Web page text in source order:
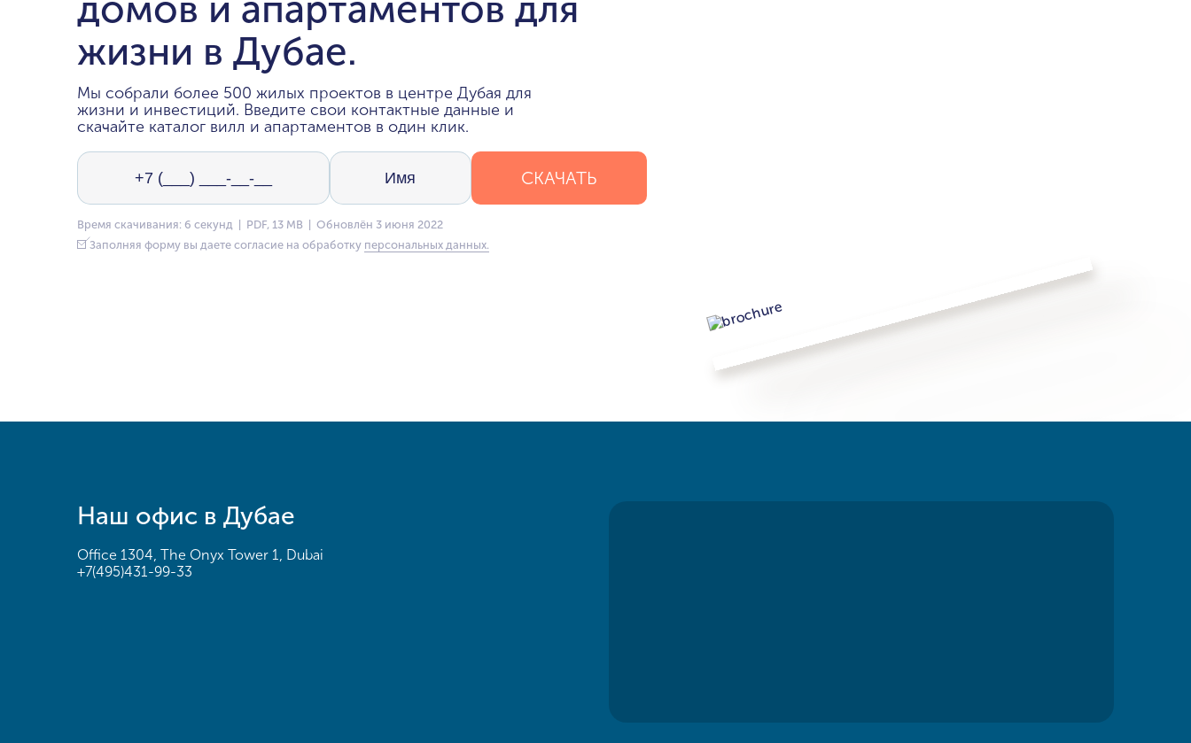
жизни в Дубае.
Мы собрали более 500 жилых проектов в центре Дубая для
жизни и инвестиций. Введите свои контактные данные и
скачайте каталог вилл и апартаментов в один клик.
СКАЧАТЬ
Время скачивания: 6 секунд | PDF, 13 MB | Обновлён 3 июня 2022
Заполняя форму вы даете согласие на обработку персональных данных.
Наш офис в Дубае
Office 1304, The Onyx Tower 1, Dubai
+7(495)431-99-33